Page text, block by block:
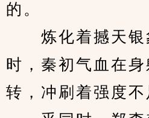
的。
炼化着撼天银
时，秦初气血在
转，冲刷着强度不